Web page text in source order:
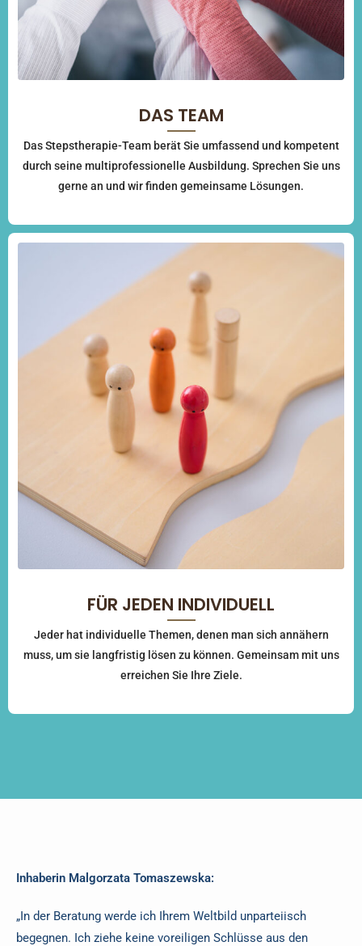
DAS TEAM
Das Stepstherapie-Team berät Sie umfassend und kompetent
durch seine multiprofessionelle Ausbildung. Sprechen Sie uns
gerne an und wir finden gemeinsame Lösungen.
FÜR JEDEN INDIVIDUELL
Jeder hat individuelle Themen, denen man sich annähern
muss, um sie langfristig lösen zu können. Gemeinsam mit uns
erreichen Sie Ihre Ziele.
Inhaberin Malgorzata Tomaszewska:
„In der Beratung werde ich Ihrem Weltbild unparteiisch
begegnen. Ich ziehe keine voreiligen Schlüsse aus den